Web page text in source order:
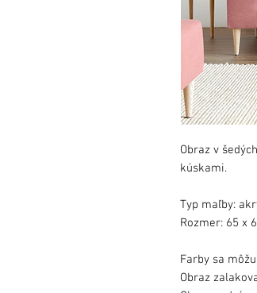
Obraz v
kúskami.
Typ maľby:
Rozmer: 65 x
Farby sa
Obraz